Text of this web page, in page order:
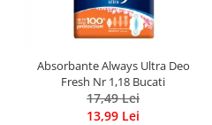
Absorbante Always Ultra Deo
Fresh Nr 1,18 Bucati
17,49 Lei
13,99 Lei